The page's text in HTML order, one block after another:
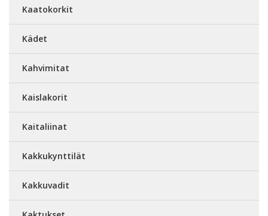
Kaatokorkit
Kädet
Kahvimitat
Kaislakorit
Kaitaliinat
Kakkukynttilät
Kakkuvadit